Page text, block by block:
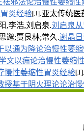
邪法论治慢性萎缩性
炎经验[J].亚太传统医
,李浩,刘启泉.刘启泉
邈;贾艮林;常久.谢晶
以通为降论治慢性萎
文以痈论治慢性萎缩
慢性萎缩性胃炎经验
授基于阴火理论论治